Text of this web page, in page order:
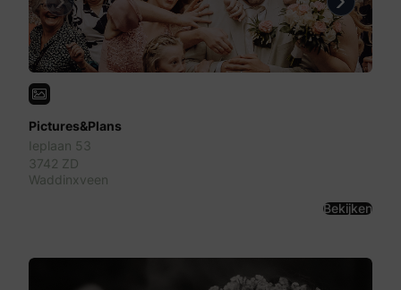
Previous Next
Pictures&Plans
Ieplaan 53
3742 ZD
Waddinxveen
Bekijken